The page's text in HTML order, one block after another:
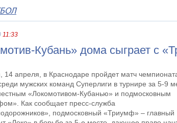
11:33
Кубань» дома сыграет с
14 апреля, в Краснодаре пройдет матч
мужских команд Суперлиги в турнире за 5-9
«Локомотивом-Кубанью» и подмосковным
Как сообщает пресс-служба
подмосковный «Триумф» – главный